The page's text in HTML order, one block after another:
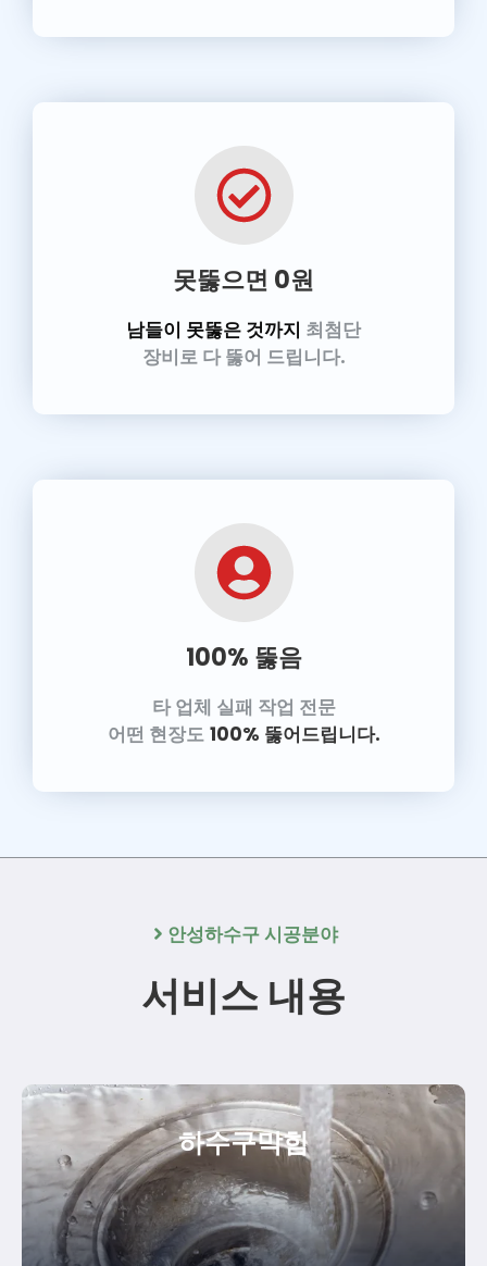
못뚫으면 0원
남들이 못뚫은 것까지 최첨단
장비로 다 뚫어 드립니다.
100% 뚫음
타 업체 실패 작업 전문
어떤 현장도 100% 뚫어드립니다.
안성하수구 시공분야
서비스 내용
하수구막힘